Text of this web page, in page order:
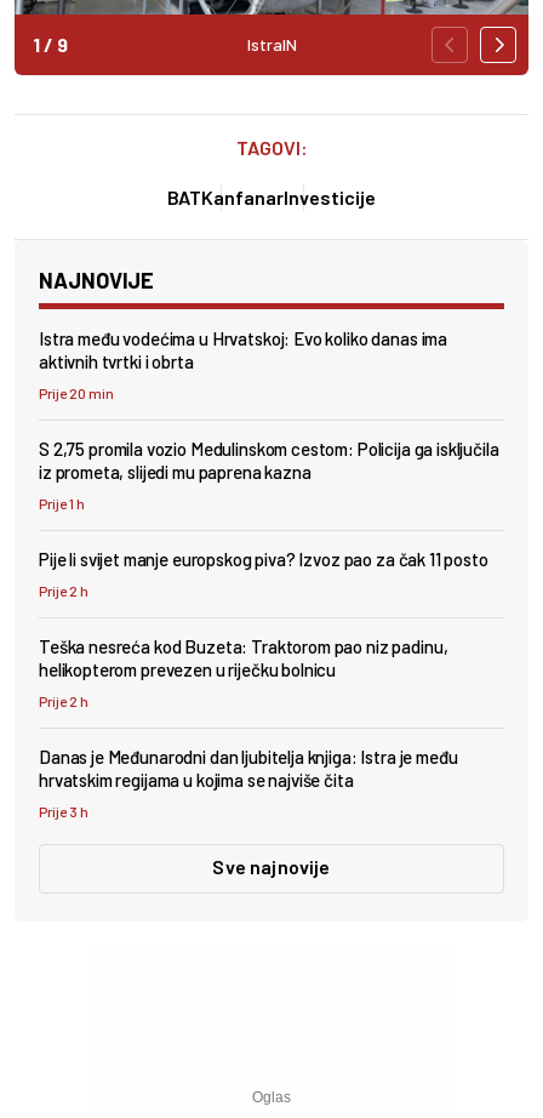
IstraIN
1/ 9
TAGOVI:
BATKanfanarInvesticije
NAJNOVIJE
Istra među vodećima u Hrvatskoj: Evo koliko danas ima
aktivnih tvrtki i obrta
Prije 20 min
S 2,75 promila vozio Medulinskom cestom: Policija ga isključila
iz prometa, slijedi mu paprena kazna
Prije 1 h
Pije li svijet manje europskog piva? Izvoz pao za čak 11 posto
Prije 2 h
Teška nesreća kod Buzeta: Traktorom pao niz padinu,
helikopterom prevezen u riječku bolnicu
Prije 2 h
Danas je Međunarodni dan ljubitelja knjiga: Istra je među
hrvatskim regijama u kojima se najviše čita
Prije 3 h
Sve najnovije